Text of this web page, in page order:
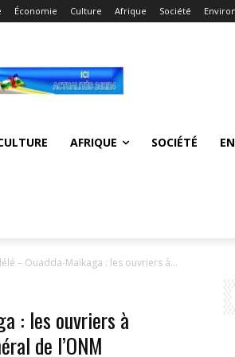
Économie Culture Afrique Société
AFRIQUE SOCIÉTÉ
– Ouadda-Maïkaga : les ouvriers à...
: les ouvriers à
de l’ONM